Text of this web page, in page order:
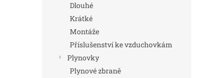
Dlouhé
Krátké
Montáže
Příslušenství ke vzduchovkám
Plynovky
Plynové zbraně